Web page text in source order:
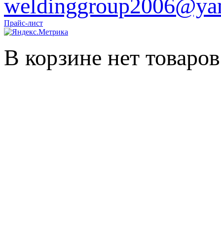
Прайс-лист
В корзине нет товаров